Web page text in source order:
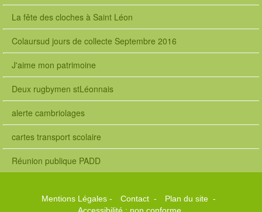
La fête des cloches à Saint Léon
Colaursud jours de collecte Septembre 2016
J'aime mon patrimoine
Deux rugbymen stLéonnais
alerte cambriolages
cartes transport scolaire
Réunion publique PADD
Mentions Légales- Contact - Plan du site -